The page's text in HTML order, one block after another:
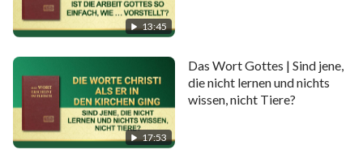
13:45
17:53
Das Wort Gottes | Sind jene,
die nicht lernen und nichts
wissen, nicht Tiere?